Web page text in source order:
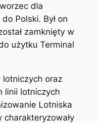
dla
Polski. Był on
zamknięty w
użytku Terminal
oraz
linii lotniczych
Lotniska
charakteryzowały